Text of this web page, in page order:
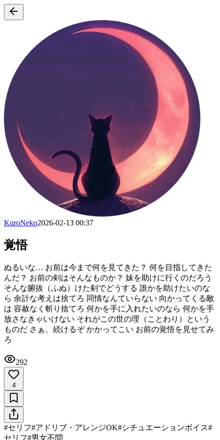
KuroNeko2026-02-13 00:37
覚悟
ぬるいな… お前は今まで何を見てきた？ 何を目指してきた
んだ？ お前の剣はそんなものか？ 妹を助けに行くのだろう
そんな腑抜（ふぬ）けた剣でどうする 誰かを助けたいのな
ら 余計な考えは捨てろ 同情なんていらない 向かってくる敵
は 容赦なく斬り捨てろ 何かを手に入れたいのなら 何かを手
放さなきゃいけない それがこの世の理（ことわり）という
ものだ さぁ、続けるぞ かかってこい お前の覚悟を見せてみ
ろ
292
4
#セリフ#アドリブ・アレンジOK#シチュエーションボイス#
セリフ#男女不問